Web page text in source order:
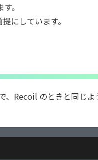
。
にしています。
、Recoil のときと同じよ